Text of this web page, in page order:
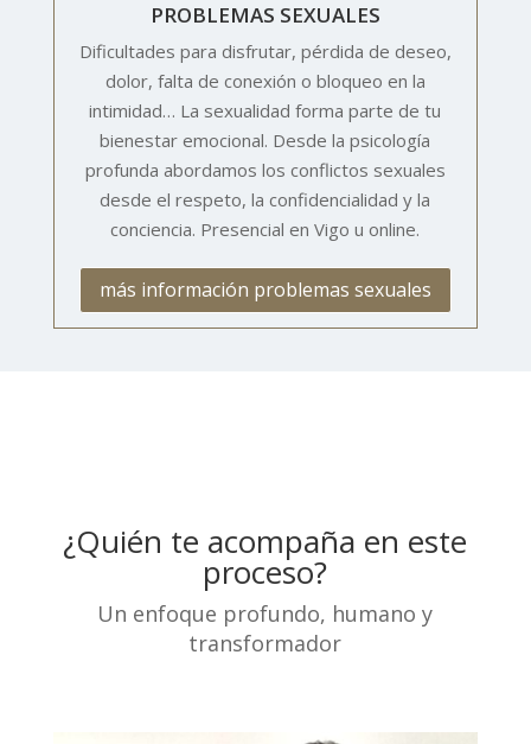
PROBLEMAS SEXUALES
Dificultades para disfrutar, pérdida de deseo,
dolor, falta de conexión o bloqueo en la
intimidad… La sexualidad forma parte de tu
bienestar emocional. Desde la psicología
profunda abordamos los conflictos sexuales
desde el respeto, la confidencialidad y la
conciencia. Presencial en Vigo u online.
más información problemas sexuales
¿Quién te acompaña en este
proceso?
Un enfoque profundo, humano y
transformador